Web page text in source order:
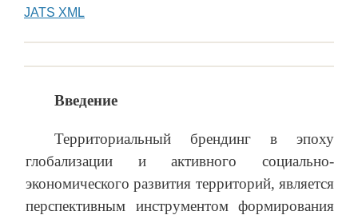
JATS XML
Введение
Территориальный брендинг в эпоху
глобализации и активного социально-
экономического развития территорий, является
перспективным инструментом формирования